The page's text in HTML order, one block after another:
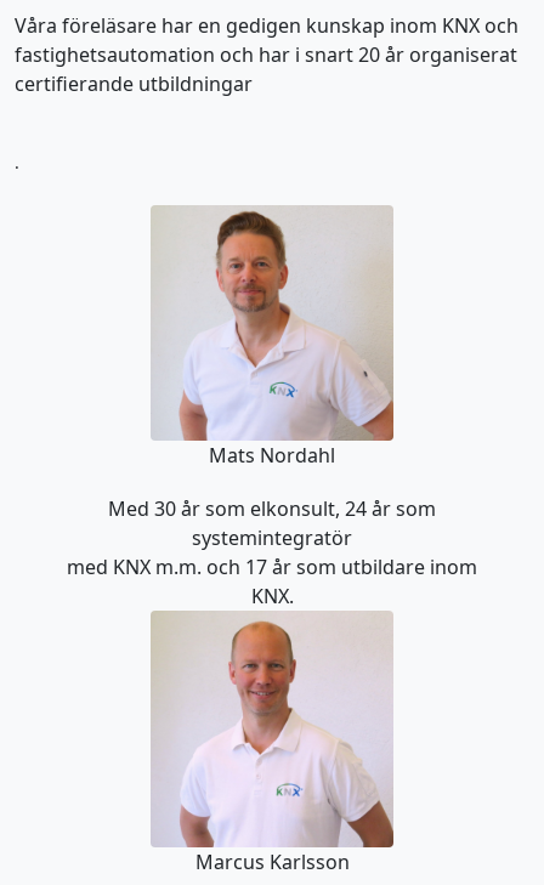
Våra föreläsare har en gedigen kunskap inom KNX och
fastighetsautomation och har i snart 20 år organiserat
certifierande utbildningar
.
Mats Nordahl
Med 30 år som elkonsult, 24 år som
systemintegratör
med KNX m.m. och 17 år som utbildare inom
KNX.
Marcus Karlsson